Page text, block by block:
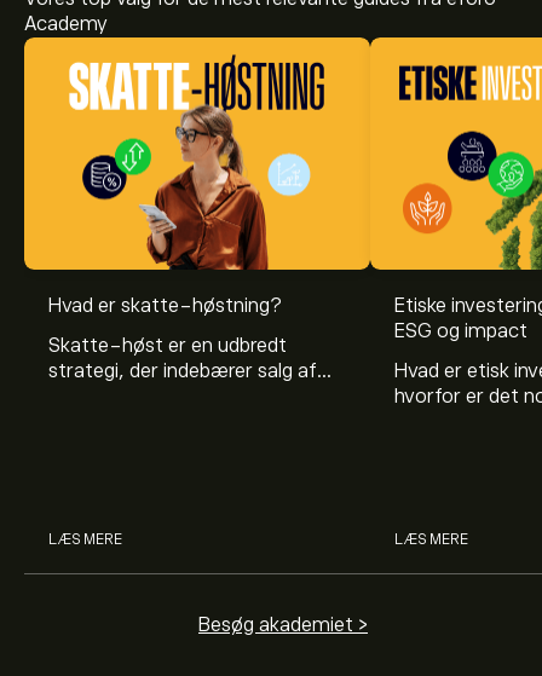
Academy
Hvad er skatte-høstning?
Skatte-høst er en udbredt
strategi, der indebærer salg af
LÆS MERE
Etiske
ESG og impact
Hvad er etisk
hvorfor er det
LÆS MERE
Besøg akademiet >